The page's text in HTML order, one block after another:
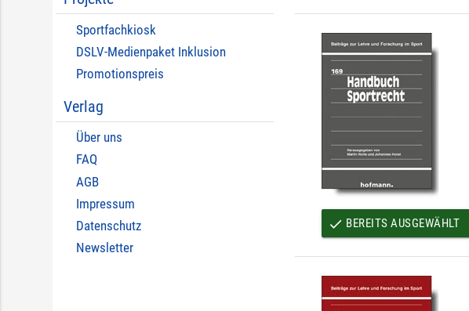
Sportfachkiosk
DSLV-Medienpaket Inklusion
Promotionspreis
Verlag
Über uns
FAQ
AGB
Impressum
Datenschutz
Newsletter
done BEREITS AUSGEWÄHLT